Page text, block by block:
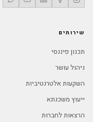
שירותים
תכנון פיננסי
ניהול עושר
השקעות אלטרנטיביות
ייעוץ משכנתא
הרצאות לחברות